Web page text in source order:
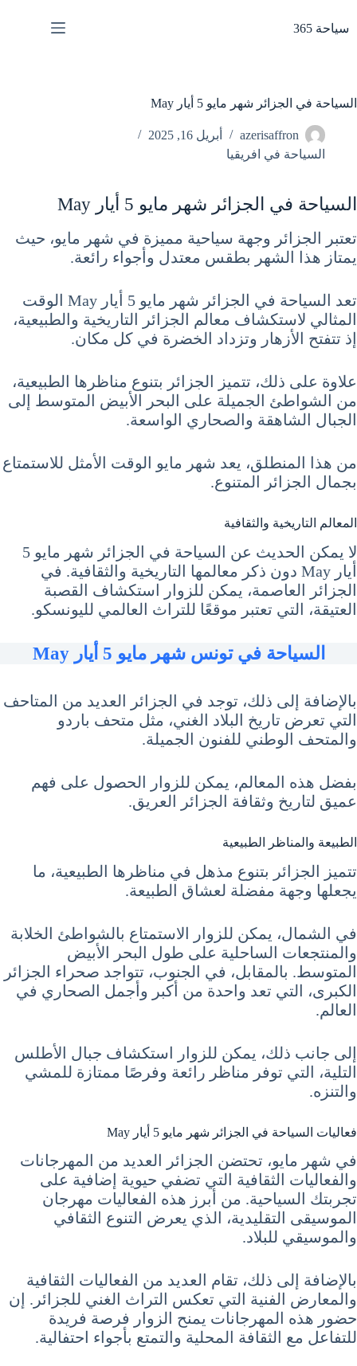
المحتوى
سياحة 365
السياحة في الجزائر شهر مايو 5 أيار May
azerisaffron
أبريل 16, 2025
السياحة في افريقيا
السياحة في الجزائر شهر مايو 5 أيار May
تعتبر الجزائر وجهة سياحية مميزة في شهر مايو، حيث
يمتاز هذا الشهر بطقس معتدل وأجواء رائعة.
تعد السياحة في الجزائر شهر مايو 5 أيار May الوقت
المثالي لاستكشاف معالم الجزائر التاريخية والطبيعية،
إذ تتفتح الأزهار وتزداد الخضرة في كل مكان.
علاوة على ذلك، تتميز الجزائر بتنوع مناظرها الطبيعية،
من الشواطئ الجميلة على البحر الأبيض المتوسط إلى
الجبال الشاهقة والصحاري الواسعة.
من هذا المنطلق، يعد شهر مايو الوقت الأمثل للاستمتاع
بجمال الجزائر المتنوع.
المعالم التاريخية والثقافية
لا يمكن الحديث عن السياحة في الجزائر شهر مايو 5
أيار May دون ذكر معالمها التاريخية والثقافية. في
الجزائر العاصمة، يمكن للزوار استكشاف القصبة
العتيقة، التي تعتبر موقعًا للتراث العالمي لليونسكو.
السياحة في تونس شهر مايو 5 أيار May
بالإضافة إلى ذلك، توجد في الجزائر العديد من المتاحف
التي تعرض تاريخ البلاد الغني، مثل متحف باردو
والمتحف الوطني للفنون الجميلة.
بفضل هذه المعالم، يمكن للزوار الحصول على فهم
عميق لتاريخ وثقافة الجزائر العريق.
الطبيعة والمناظر الطبيعية
تتميز الجزائر بتنوع مذهل في مناظرها الطبيعية، ما
يجعلها وجهة مفضلة لعشاق الطبيعة.
في الشمال، يمكن للزوار الاستمتاع بالشواطئ الخلابة
والمنتجعات الساحلية على طول البحر الأبيض
المتوسط. بالمقابل، في الجنوب، تتواجد صحراء الجزائر
الكبرى، التي تعد واحدة من أكبر وأجمل الصحاري في
العالم.
إلى جانب ذلك، يمكن للزوار استكشاف جبال الأطلس
التلية، التي توفر مناظر رائعة وفرصًا ممتازة للمشي
والتنزه.
فعاليات السياحة في الجزائر شهر مايو 5 أيار May
في شهر مايو، تحتضن الجزائر العديد من المهرجانات
والفعاليات الثقافية التي تضفي حيوية إضافية على
تجربتك السياحية. من أبرز هذه الفعاليات مهرجان
الموسيقى التقليدية، الذي يعرض التنوع الثقافي
والموسيقي للبلاد.
بالإضافة إلى ذلك، تقام العديد من الفعاليات الثقافية
والمعارض الفنية التي تعكس التراث الغني للجزائر. إن
حضور هذه المهرجانات يمنح الزوار فرصة فريدة
للتفاعل مع الثقافة المحلية والتمتع بأجواء احتفالية.